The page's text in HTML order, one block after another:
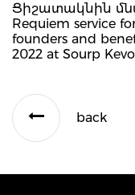
Ցիշատակնին
Requiem service
founders and
2022 at Sourp
back